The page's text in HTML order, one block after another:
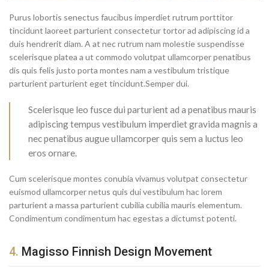
Purus lobortis senectus faucibus imperdiet rutrum porttitor
tincidunt laoreet parturient consectetur tortor ad adipiscing id a
duis hendrerit diam. A at nec rutrum nam molestie suspendisse
scelerisque platea a ut commodo volutpat ullamcorper penatibus
dis quis felis justo porta montes nam a vestibulum tristique
parturient parturient eget tincidunt.Semper dui.
Scelerisque leo fusce dui parturient ad a penatibus mauris
adipiscing tempus vestibulum imperdiet gravida magnis a
nec penatibus augue ullamcorper quis sem a luctus leo
eros ornare.
Cum scelerisque montes conubia vivamus volutpat consectetur
euismod ullamcorper netus quis dui vestibulum hac lorem
parturient a massa parturient cubilia cubilia mauris elementum.
Condimentum condimentum hac egestas a dictumst potenti.
4. Magisso Finnish Design Movement